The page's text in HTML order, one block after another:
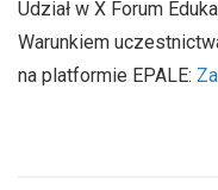
Udział w X Forum
Warunkiem
na platformie EPALE: